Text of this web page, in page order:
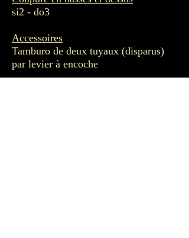
si2 - do3
Accessoires
Tamburo de deux tuyaux (disparus)
par levier à encoche